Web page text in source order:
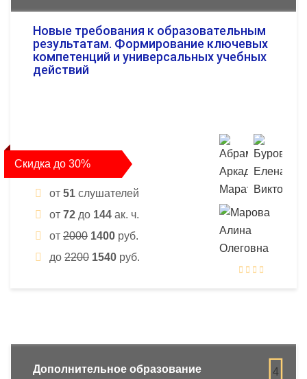
Новые требования к образовательным
результатам. Формирование ключевых
компетенций и универсальных учебных
действий
Скидка до 30%
от 51 слушателей
от 72 до 144 ак. ч.
от 2000 1400 руб.
до 2200 1540 руб.
4
Дополнительное образование